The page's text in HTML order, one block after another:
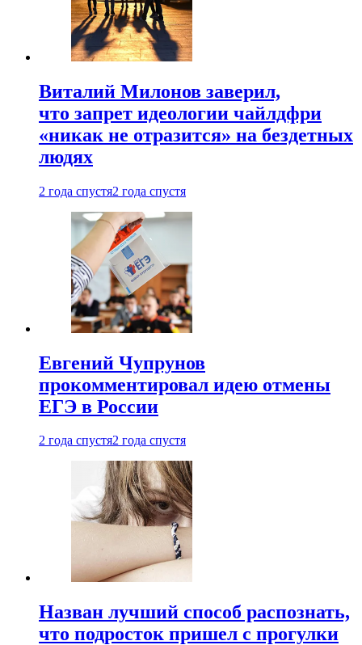
Виталий Милонов заверил,
что запрет идеологии чайлдфри
«никак не отразится» на бездетных
людях
2 года спустя2 года спустя
Евгений Чупрунов
прокомментировал идею отмены
ЕГЭ в России
2 года спустя2 года спустя
Назван лучший способ распознать,
что подросток пришел с прогулки